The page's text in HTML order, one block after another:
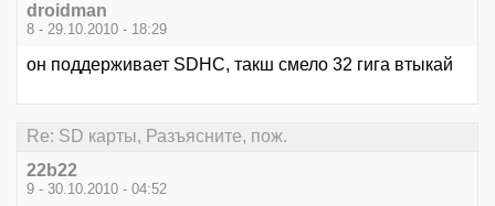
droidman
8 - 29.10.2010 - 18:29
он поддерживает SDHC, такш смело 32 гига втыкай
Re: SD карты, Разъясните, пож.
22b22
9 - 30.10.2010 - 04:52